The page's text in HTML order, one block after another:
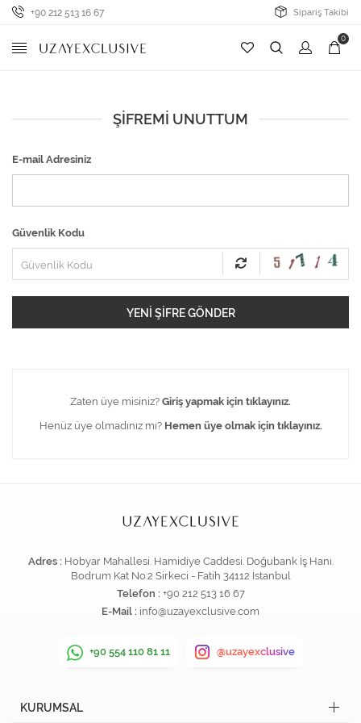
+90 212 513 16 67 Sipariş Takibi
0
ŞIFREMI UNUTTUM
E-mail Adresiniz
Güvenlik Kodu
YENI ŞIFRE GÖNDER
Zaten üye misiniz? Giriş yapmak için tıklayınız.
Henüz üye olmadınız mı? Hemen üye olmak için tıklayınız.
Adres : Hobyar Mahallesi. Hamidiye Caddesi. Doğubank İş Hanı.
Bodrum Kat No:2 Sirkeci - Fatih 34112 İstanbul
Telefon : +90 212 513 16 67
E-Mail : info@uzayexclusive.com
+90 554 110 81 11 @uzayexclusive
KURUMSAL